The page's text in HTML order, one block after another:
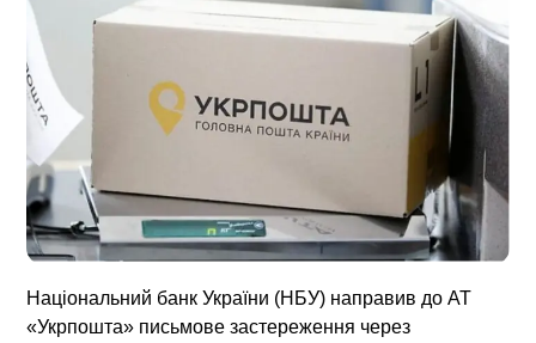
Національний банк України (НБУ) направив до АТ
«Укрпошта» письмове застереження через